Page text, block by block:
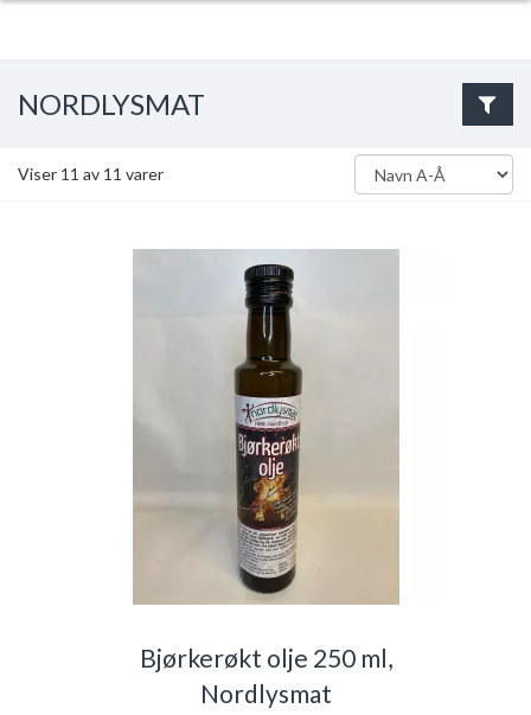
NORDLYSMAT
Viser 11 av 11 varer
Bjørkerøkt olje 250 ml,
Nordlysmat